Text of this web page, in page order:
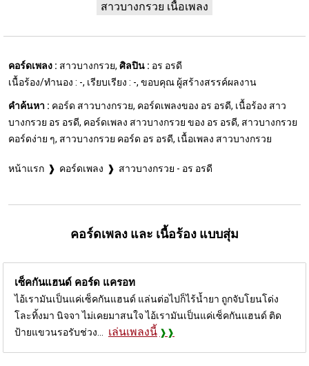
สาวบางกรวย เนื้อเพลง
คอร์ดเพลง : สาวบางกรวย, ศิลปิน : อร อรดี
เนื้อร้อง/ทำนอง : -, เรียบเรียง : -, ขอบคุณ ผู้สร้างสรรค์ผลงาน
คำค้นหา : คอร์ด สาวบางกรวย, คอร์ดเพลงของ อร อรดี, เนื้อร้อง สาว
บางกรวย อร อรดี, คอร์ดเพลง สาวบางกรวย ของ อร อรดี, สาวบางกรวย
คอร์ดง่าย ๆ, สาวบางกรวย คอร์ด อร อรดี, เนื้อเพลง สาวบางกรวย
หน้าแรก คอร์ดเพลง สาวบางกรวย - อร อรดี
คอร์ดเพลง และ เนื้อร้อง แบบสุ่ม
เซ็คกันแฮนด์ คอร์ด แครอท
ไอ้เรามันเป็นแค่เซ็คกันแฮนด์ แล่นต่อไปก็ไร้น้ำยา ถูกจับโยนโด่ง
โละทิ้งมา นิจจา ไม่เคยมาสนใจ ไอ้เรามันเป็นแค่เซ็คกันแฮนด์ ติด
ป้ายแขวนรอรับช่วง...
เล่นเพลงนี้